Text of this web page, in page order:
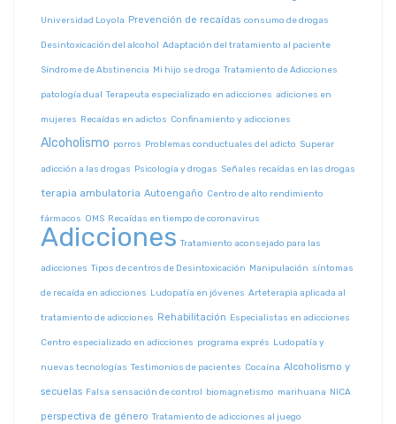
Universidad Loyola Prevención de recaídas consumo de drogas
Desintoxicación del alcohol Adaptación del tratamiento al paciente
Síndrome de Abstinencia Mi hijo se droga Tratamiento de Adicciones
patología dual Terapeuta especializado en adicciones adiciones en
mujeres Recaídas en adictos Confinamiento y adicciones
Alcoholismo porros Problemas conductuales del adicto Superar
adicción a las drogas Psicología y drogas Señales recaídas en las drogas
terapia ambulatoria Autoengaño Centro de alto rendimiento
fármacos OMS Recaídas en tiempo de coronavirus
Adicciones Tratamiento aconsejado para las
adicciones Tipos de centros de Desintoxicación Manipulación síntomas
de recaída en adicciones Ludopatía en jóvenes Arteterapia aplicada al
tratamiento de adicciones Rehabilitación Especialistas en adicciones
Centro especializado en adicciones programa exprés Ludopatía y
nuevas tecnologías Testimonios de pacientes Cocaína Alcoholismo y
secuelas Falsa sensación de control biomagnetismo marihuana NICA
perspectiva de género Tratamiento de adicciones al juego